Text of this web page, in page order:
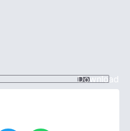
Download